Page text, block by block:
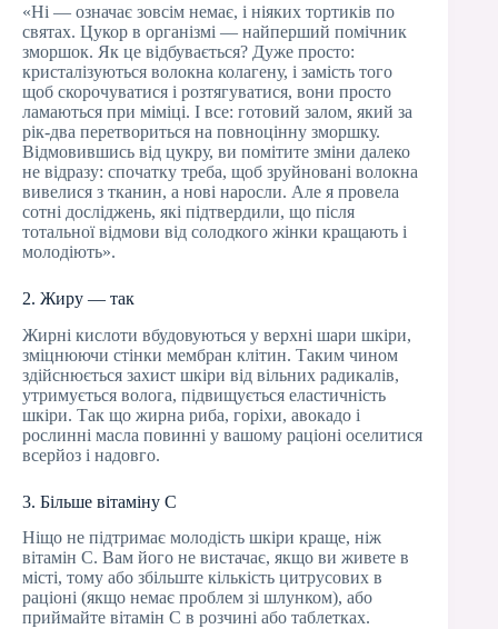
«Ні — означає зовсім немає, і ніяких тортиків по
святах. Цукор в організмі — найперший помічник
зморшок. Як це відбувається? Дуже просто:
кристалізуються волокна колагену, і замість того
щоб скорочуватися і розтягуватися, вони просто
ламаються при міміці. І все: готовий залом, який за
рік-два перетвориться на повноцінну зморшку.
Відмовившись від цукру, ви помітите зміни далеко
не відразу: спочатку треба, щоб зруйновані волокна
вивелися з тканин, а нові наросли. Але я провела
сотні досліджень, які підтвердили, що після
тотальної відмови від солодкого жінки кращають і
молодіють».
2. Жиру — так
Жирні кислоти вбудовуються у верхні шари шкіри,
зміцнюючи стінки мембран клітин. Таким чином
здійснюється захист шкіри від вільних радикалів,
утримується волога, підвищується еластичність
шкіри. Так що жирна риба, горіхи, авокадо і
рослинні масла повинні у вашому раціоні оселитися
всерйоз і надовго.
3. Більше вітаміну С
Ніщо не підтримає молодість шкіри краще, ніж
вітамін С. Вам його не вистачає, якщо ви живете в
місті, тому або збільште кількість цитрусових в
раціоні (якщо немає проблем зі шлунком), або
приймайте вітамін С в розчині або таблетках.